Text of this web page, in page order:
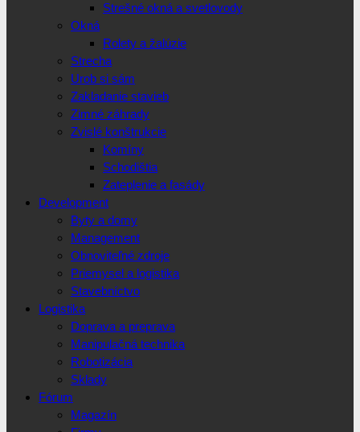
Strešné okná a svetlovody
Okná
Rolety a žalúzie
Strecha
Urob si sám
Zakladanie stavieb
Zimné záhrady
Zvislé konštrukcie
Komíny
Schodištia
Zateplenie a fasády
Development
Byty a domy
Management
Obnoviteľné zdroje
Priemysel a logistika
Stavebníctvo
Logistika
Doprava a preprava
Manipulačná technika
Robotizácia
Sklady
Fórum
Magazín